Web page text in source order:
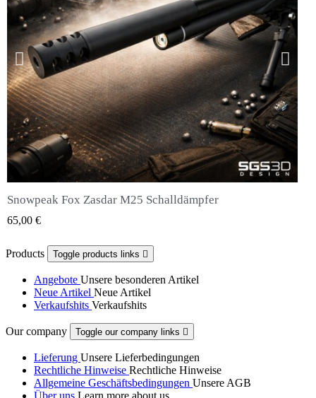
QUICK VIEW
Snowpeak Fox Zasdar M25 Schalldämpfer
65,00 €
Products Toggle products links 
Angebote Unsere besonderen Artikel
Neue Artikel Neue Artikel
Verkaufshits Verkaufshits
Our company Toggle our company links 
Lieferung Unsere Lieferbedingungen
Rechtliche Hinweise Rechtliche Hinweise
Allgemeine Geschäftsbedingungen Unsere AGB
Über uns Learn more about us